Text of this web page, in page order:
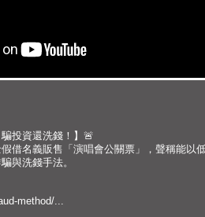
投資還洗錢！】🚨
借名義販售「演唱會公關票」，聲稱能以
與洗錢手法。
method/...